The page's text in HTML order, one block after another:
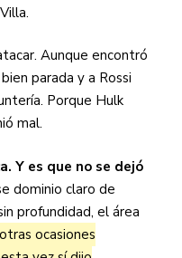
Aunque encontró
parada y a Rossi
Porque Hulk
mal.
Y es que no se dejó
dominio claro de
profundidad, el área
ocasiones